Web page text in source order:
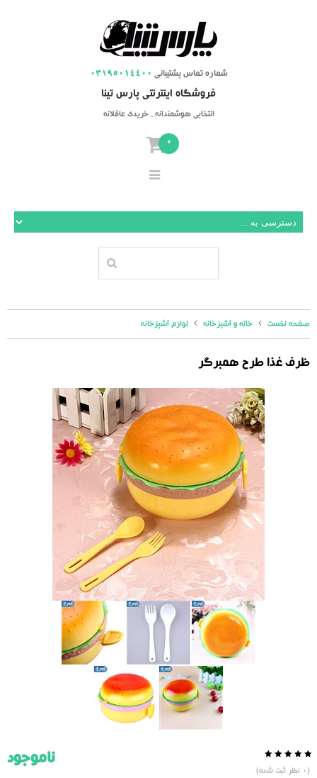
03195014400 شماره تماس پشتیبانی
فروشگاه اینترنتی پارس تینا
انتخابی هوشمندانه ، خریدی عاقلانه
0
صفحه نخست خانه و آشپزخانه لوازم آشپزخانه
ظرف غذا طرح همبرگر
از
50
(
0 نظر ثبت شده)
ناموجود